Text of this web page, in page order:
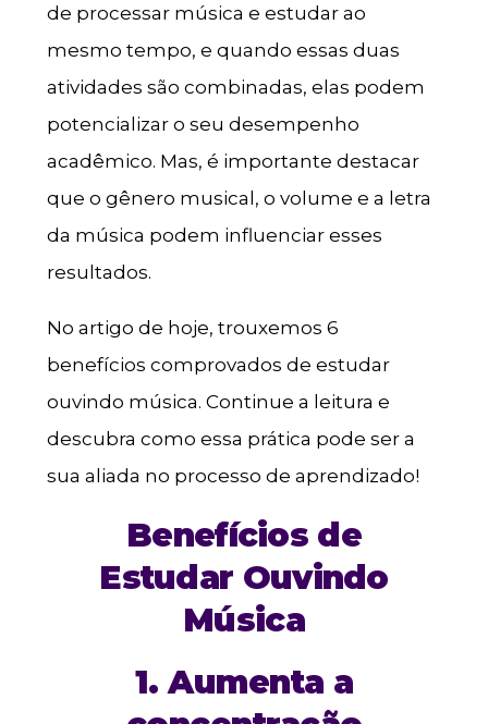
de processar música e estudar ao
mesmo tempo, e quando essas duas
atividades são combinadas, elas podem
potencializar o seu desempenho
acadêmico. Mas, é importante destacar
que o gênero musical, o volume e a letra
da música podem influenciar esses
resultados.
No artigo de hoje, trouxemos 6
benefícios comprovados de estudar
ouvindo música. Continue a leitura e
descubra como essa prática pode ser a
sua aliada no processo de aprendizado!
Benefícios de
Estudar Ouvindo
Música
1. Aumenta a